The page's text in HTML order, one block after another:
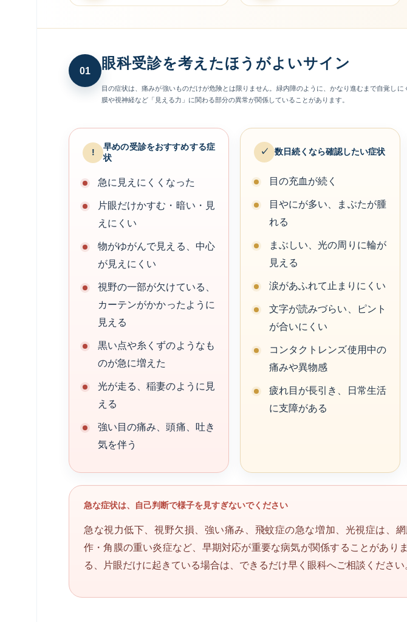
01 眼科受診を考えたほうがよいサイン
目の症状は、痛みが強いものだけが危険とは限りません。緑内障のように、かなり進むまで自覚し
膜や視神経など「見える力」に関わる部分の異常が関係していることがあります。
!
早めの受診をおすすめする症
状
急に見えにくくなった
片眼だけかすむ・暗い・見
えにくい
物がゆがんで見える、中心
が見えにくい
視野の一部が欠けている、
カーテンがかかったように
見える
黒い点や糸くずのようなも
のが急に増えた
光が走る、稲妻のように見
える
強い目の痛み、頭痛、吐き
気を伴う
✓ 数日続くなら確認したい症状
目の充血が続く
目やにが多い、まぶたが腫
れる
まぶしい、光の周りに輪が
見える
涙があふれて止まりにくい
文字が読みづらい、ピント
が合いにくい
コンタクトレンズ使用中の
痛みや異物感
疲れ目が長引き、日常生活
に支障がある
急な症状は、自己判断で様子を見すぎないでください
急な視力低下、視野欠損、強い痛み、飛蚊症の急な増加、光視症は、
作・角膜の重い炎症など、早期対応が重要な病気が関係することがあり
る、片眼だけに起きている場合は、できるだけ早く眼科へご相談ください